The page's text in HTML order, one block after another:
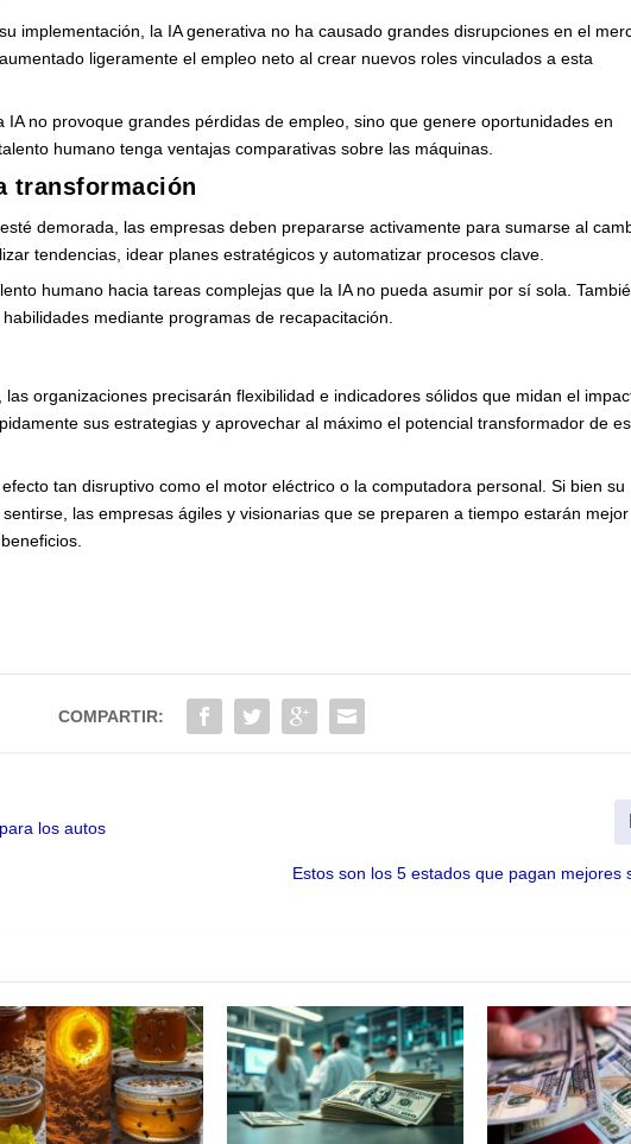
implementación, la IA generativa no ha causado grandes disrupciones en el
ligeramente el empleo neto al crear nuevos roles vinculados a esta
IA no provoque grandes pérdidas de empleo, sino que genere oportunidades en
humano tenga ventajas comparativas sobre las máquinas.
transformación
demorada, las empresas deben prepararse activamente para sumarse al
tendencias, idear planes estratégicos y automatizar procesos clave.
humano hacia tareas complejas que la IA no pueda asumir por sí sola.
mediante programas de recapacitación.
organizaciones precisarán flexibilidad e indicadores sólidos que midan el
sus estrategias y aprovechar al máximo el potencial transformador de
tan disruptivo como el motor eléctrico o la computadora personal. Si bien su
las empresas ágiles y visionarias que se preparen a tiempo estarán mejor
COMPARTIR:
los autos
Estos son los 5 estados que pagan mejores